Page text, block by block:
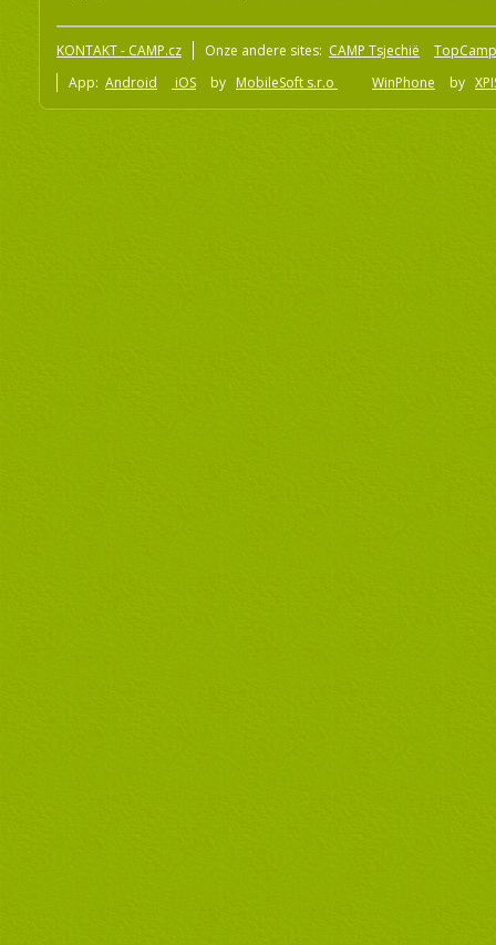
KONTAKT - CAMP.cz Onze andere sites: CAMP Tsjechië
App: Android iOS by MobileSoft s.r.o WinPhone by